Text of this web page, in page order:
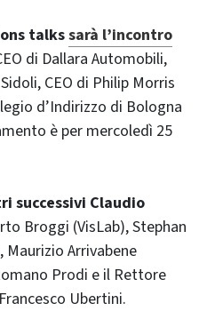
talkssarà l’incontro
di Dallara Automobili,
CEO di Philip Morris
d’Indirizzo di Bologna
è per mercoledì 25
successivi Claudio
Broggi (VisLab), Stephan
Arrivabene
Prodi e il Rettore
Ubertini.